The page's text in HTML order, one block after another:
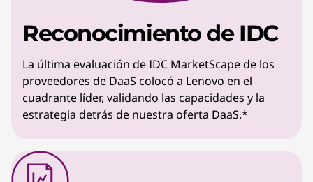
Reconocimiento de IDC
La última evaluación de IDC MarketScape de los
proveedores de DaaS colocó a Lenovo en el
cuadrante líder, validando las capacidades y la
estrategia detrás de nuestra oferta DaaS.*